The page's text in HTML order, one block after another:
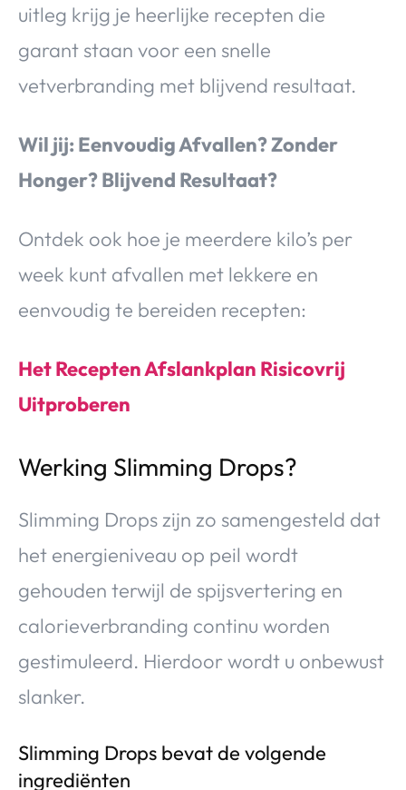
uitleg krijg je heerlijke recepten die
garant staan voor een snelle
vetverbranding met blijvend resultaat.
Wil jij: Eenvoudig Afvallen? Zonder
Honger? Blijvend Resultaat?
Ontdek ook hoe je meerdere kilo’s per
week kunt afvallen met lekkere en
eenvoudig te bereiden recepten:
Het Recepten Afslankplan Risicovrij
Uitproberen
Werking Slimming Drops?
Slimming Drops zijn zo samengesteld dat
het energieniveau op peil wordt
gehouden terwijl de spijsvertering en
calorieverbranding continu worden
gestimuleerd. Hierdoor wordt u onbewust
slanker.
Slimming Drops bevat de volgende
ingrediënten